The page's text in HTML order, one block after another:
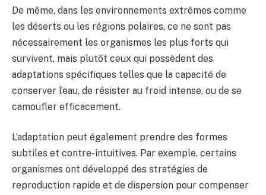
De même, dans les environnements extrêmes comme
les déserts ou les régions polaires, ce ne sont pas
nécessairement les organismes les plus forts qui
survivent, mais plutôt ceux qui possèdent des
adaptations spécifiques telles que la capacité de
conserver l’eau, de résister au froid intense, ou de se
camoufler efficacement.
L’adaptation peut également prendre des formes
subtiles et contre-intuitives. Par exemple, certains
organismes ont développé des stratégies de
reproduction rapide et de dispersion pour compenser